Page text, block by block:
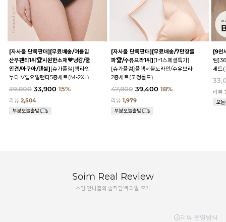
[자사몰 단독판매][무료배송/여름임
산부팬티1위🏆시원한소재💙냉감/쿨
인견/아쿠아/텐셀][슈가플럼]햄라인
누디 V랩요일팬티5종세트(M-2XL)
39,800 33,900 15%
리뷰 2,504
[자사몰 단독판매][무료배송/7만장돌
파🏆/수유브라1위][1+1스페셜특가]
[슈가플럼]플렉서블노라인/수유브라
2종세트(고정몰드)
47,800 39,400 18%
리뷰1,979
[9천
럼
세트
리뷰
Soim Real Review
소임 언니들의 솔직담백 리얼 후기